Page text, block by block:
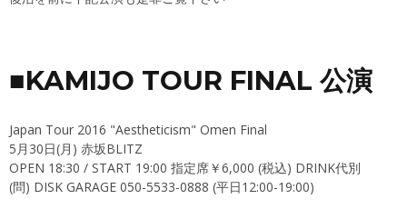
■KAMIJO TOUR FINAL 公演
Japan Tour 2016 "Aestheticism" Omen Final
5月30日(月) 赤坂BLITZ
OPEN 18:30 / START 19:00 指定席￥6,000 (税込) DRINK代別
(問) DISK GARAGE 050-5533-0888 (平日12:00-19:00)